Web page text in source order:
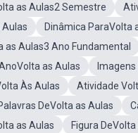
as Aulas2 Semestre
Aulas Dinâmica ParaVolta
as Aulas3 Ano Fundamental
as Aulas
Às Aulas
Atividade
DeVolta as Aulas
as Aulas Figura